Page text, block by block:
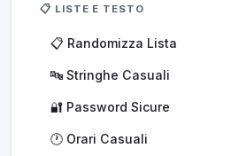
📋 LISTE E TESTO
📋 Randomizza Lista
🔤 Stringhe Casuali
🔐 Password Sicure
🕐 Orari Casuali